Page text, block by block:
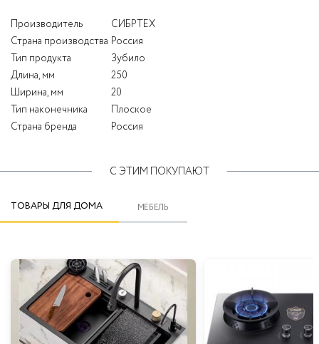
Производитель
СИБРТЕХ
Страна производства Россия
Тип продукта
Зубило
Длина, мм
250
Ширина, мм
20
Тип наконечника
Плоское
Страна бренда
Россия
С ЭТИМ ПОКУПАЮТ
ТОВАРЫ ДЛЯ ДОМА МЕБЕЛЬ